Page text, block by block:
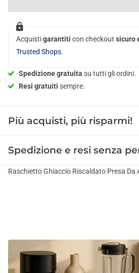
Acquistigarantiti con checkout sicuro
Trusted Shops.
Spedizione gratuita su tutti gli ordini.
Resi gratuiti sempre.
Più acquisti, più risparmi!
Spedizione e resi senza
Raschietto Ghiaccio Riscaldato Presa Da